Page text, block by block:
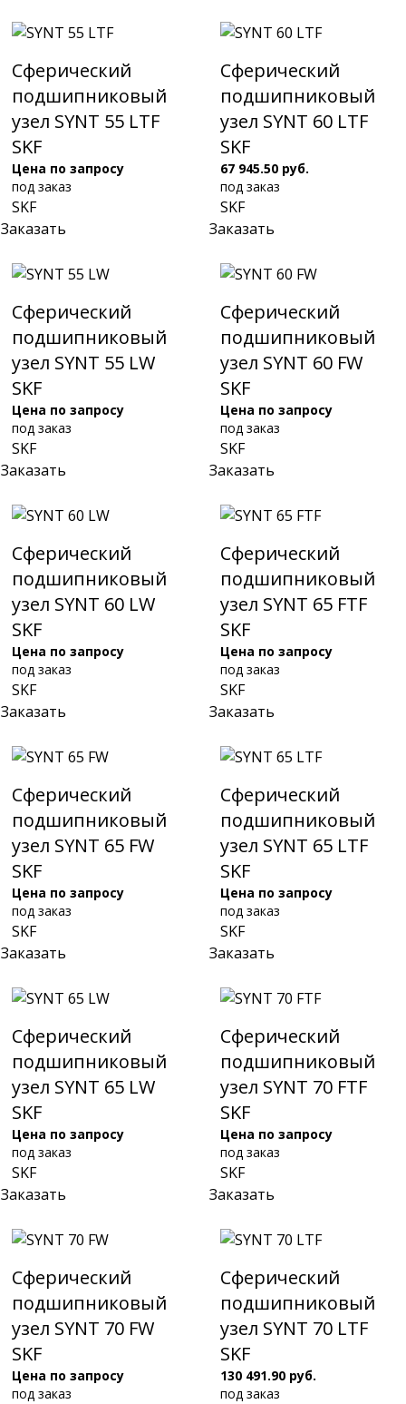
Сферический
подшипниковый
узел SYNT 55 LTF
SKF
Цена по запросу
под заказ
SKF
Заказать
Сферический
подшипниковый
узел SYNT 60 LTF
SKF
67 945.50 руб.
под заказ
SKF
Заказать
Сферический
подшипниковый
узел SYNT 55 LW
SKF
Цена по запросу
под заказ
SKF
Заказать
Сферический
подшипниковый
узел SYNT 60 FW
SKF
Цена по запросу
под заказ
SKF
Заказать
Сферический
подшипниковый
узел SYNT 60 LW
SKF
Цена по запросу
под заказ
SKF
Заказать
Сферический
подшипниковый
узел SYNT 65 FTF
SKF
Цена по запросу
под заказ
SKF
Заказать
Сферический
подшипниковый
узел SYNT 65 FW
SKF
Цена по запросу
под заказ
SKF
Заказать
Сферический
подшипниковый
узел SYNT 65 LTF
SKF
Цена по запросу
под заказ
SKF
Заказать
Сферический
подшипниковый
узел SYNT 65 LW
SKF
Цена по запросу
под заказ
SKF
Заказать
Сферический
подшипниковый
узел SYNT 70 FTF
SKF
Цена по запросу
под заказ
SKF
Заказать
Сферический
подшипниковый
узел SYNT 70 FW
SKF
Цена по запросу
под заказ
Сферический
подшипниковый
узел SYNT 70 LTF
SKF
130 491.90 руб.
под заказ